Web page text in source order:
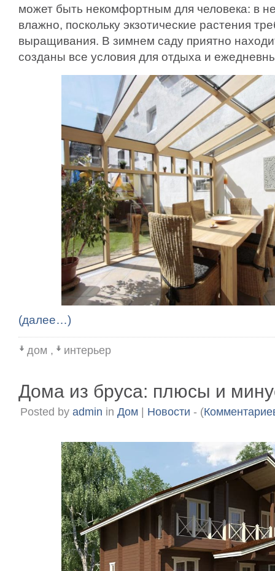
может быть некомфортным для человека: в
влажно, поскольку экзотические растения
выращивания. В зимнем саду приятно
созданы все условия для отдыха и
(далее…)
дом , интерьер
Дома из бруса: плюсы и
Posted by admin in Дом Новости - (